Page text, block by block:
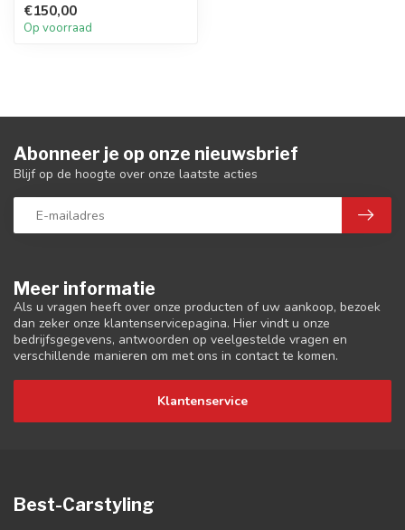
€150,00
Op voorraad
Meer informatie
Als u vragen heeft over onze producten of uw aankoop, bezoek
dan zeker onze klantenservicepagina. Hier vindt u onze
bedrijfsgegevens, antwoorden op veelgestelde vragen en
verschillende manieren om met ons in contact te komen.
Klantenservice
Abonneer je op onze nieuwsbrief
Blijf op de hoogte over onze laatste acties
Best-Carstyling